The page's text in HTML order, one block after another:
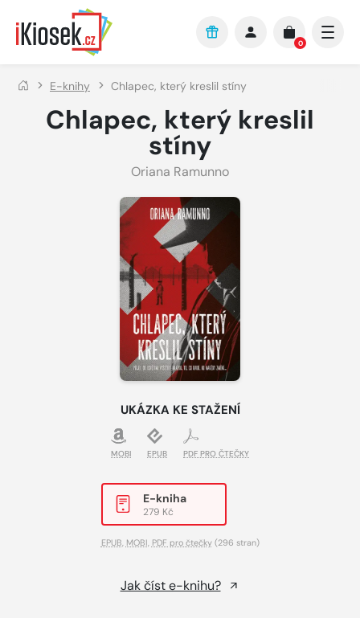
Přejít na hlavní obsah
0
E-knihy Chlapec, který kreslil stíny
Chlapec, který kreslil
stíny
Oriana Ramunno
UKÁZKA KE STAŽENÍ
MOBI EPUB PDF PRO ČTEČKY
E-kniha
279 Kč
EPUB, MOBI, PDF pro čtečky(296 stran)
Jak číst e-knihu?